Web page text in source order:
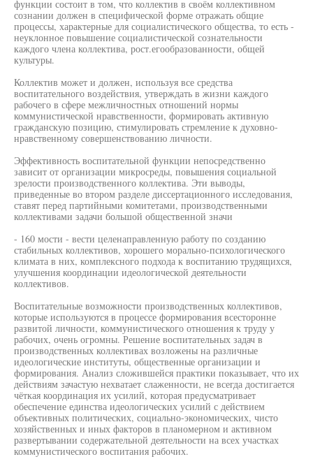
функции состоит в том, что коллектив в своём коллективном
сознании должен в специфической форме отражать общие
процессы, характерные для социалистического общества, то есть -
неуклонное повышение социалистической сознательности
каждого члена коллектива, рост.егообразованности, общей
культуры.
Коллектив может и должен, используя все средства
воспитательного воздействия, утверждать в жизни каждого
рабочего в сфере межличностных отношений нормы
коммунистической нравственности, формировать активную
гражданскую позицию, стимулировать стремление к духовно-
нравственному совершенствованию личности.
Эффективность воспитательной функции непосредственно
зависит от организации микросреды, повышения социальной
зрелости производственного коллектива. Эти выводы,
приведенные во втором разделе диссертационного исследования,
ставят перед партийными комитетами, производственными
коллективами задачи большой общественной значи
- 160 мости - вести целенаправленную работу по созданию
стабильных коллективов, хорошего морально-психологического
климата в них, комплексного подхода к воспитанию трудящихся,
улучшения координации идеологической деятельности
коллективов.
Воспитательные возможности производственных коллективов,
которые используются в процессе формирования всесторонне
развитой личности, коммунистического отношения к труду у
рабочих, очень огромны. Решение воспитательных задач в
производственных коллективах возложены на различные
идеологические институты, общественные организации и
формирования. Анализ сложившейся практики показывает, что их
действиям зачастую нехватает слаженности, не всегда достигается
чёткая координация их усилий, которая предусматривает
обеспечение единства идеологических усилий с действием
объективных политических, социально-экономических, чисто
хозяйственных и иных факторов в планомерном и активном
развертывании содержательной деятельности на всех участках
коммунистического воспитания рабочих.